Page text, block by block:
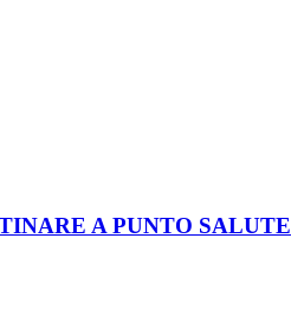
A PUNTO SALUTE